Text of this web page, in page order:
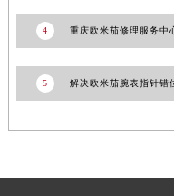
4
5 解决欧米茄腕表指针错